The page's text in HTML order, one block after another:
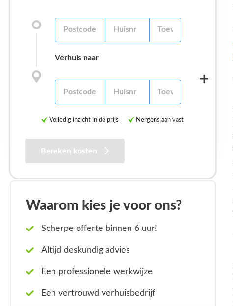
Verhuis naar
Volledig inzicht in de prijs Nergens aan vast
Bereken kosten
Waarom kies je voor ons?
Scherpe offerte binnen 6 uur!
Altijd deskundig advies
Een professionele werkwijze
Een vertrouwd verhuisbedrijf